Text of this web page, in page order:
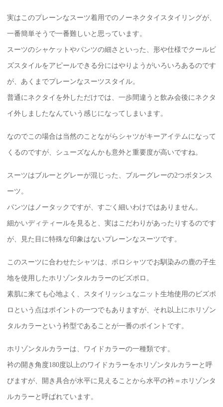
実はこのプレーンなスーツ着用でのノーネクタイスタイリングが、
一番簡単そうで一番難しいと思っています。
スーツのシャケットやパンツの細さといった、形や仕様でクールビ
ズスタイルをアピールできる分にはやりようがいろいろあるのです
が、あくまでプレーンなスーツスタイル。
普通にネクタイを外しただけでは、一歩間違うと飲み会後にネクタ
イ外しましたなんていう感じになってしまいます。
なのでこの場合は当然のことながらシャツがキーアイテムになって
くるのですが、シューズなんかも意外と重要度が高いですね。
スーツはブルーとグレーが混じった、ブルーグレーの2つボタンス
ーツ。
パンツはノータックですが、すごく細いわけではありません。
細かいディティールを見ると、実はこだわりがあったりするのです
が、見た目に特殊な印象はないプレーンなスーツです。
このスーツに合わせたシャツは、ポロシャツでお馴染みの鹿の子生
地を使用したホリゾンタルカラーのビズポロ。
素肌に来ても心地よく、スタイリッシュなニット生地使用のビズポ
ロという点はポイントの一つでもありますが、それ以上にホリゾン
タルカラーという衿型であることが一番のポイントです。
ホリゾンタルカラーは、ワイドカラーの一種類です。
衿の開き角度180度以上のワイドカラーをホリゾンタルカラーと呼
びますが、開き具合が水平に見えることから水平の衿＝ホリゾンタ
ルカラーと呼ばれています。